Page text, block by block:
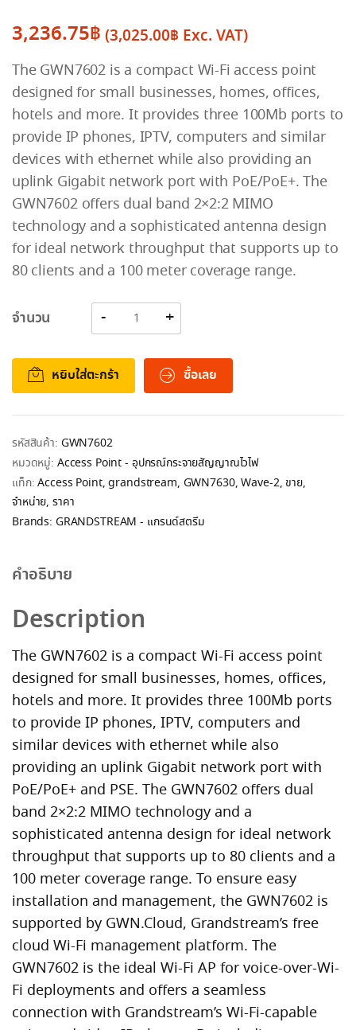
3,236.75฿ (3,025.00฿ Exc. VAT)
The GWN7602 is a compact Wi-Fi access point
designed for small businesses, homes, offices,
hotels and more. It provides three 100Mb ports to
provide IP phones, IPTV, computers and similar
devices with ethernet while also providing an
uplink Gigabit network port with PoE/PoE+. The
GWN7602 offers dual band 2×2:2 MIMO
technology and a sophisticated antenna design
for ideal network throughput that supports up to
80 clients and a 100 meter coverage range.
จำนวน
หยิบใส่ตะกร้า ซื้อเลย
รหัสสินค้า: GWN7602
หมวดหมู่: Access Point - อุปกรณ์กระจายสัญญาณไวไฟ
แท็ก:Access Point,grandstream, GWN7630,Wave-2, ขาย,
จำหน่าย,ราคา
Brands: GRANDSTREAM - แกรนด์สตรีม
คำอธิบาย
Description
The GWN7602 is a compact Wi-Fi access point
designed for small businesses, homes, offices,
hotels and more. It provides three 100Mb ports
to provide IP phones, IPTV, computers and
similar devices with ethernet while also
providing an uplink Gigabit network port with
PoE/PoE+ and PSE. The GWN7602 offers dual
band 2×2:2 MIMO technology and a
sophisticated antenna design for ideal network
throughput that supports up to 80 clients and a
100 meter coverage range. To ensure easy
installation and management, the GWN7602 is
supported by GWN.Cloud, Grandstream’s free
cloud Wi-Fi management platform. The
GWN7602 is the ideal Wi-Fi AP for voice-over-Wi-
Fi deployments and offers a seamless
connection with Grandstream’s Wi-Fi-capable